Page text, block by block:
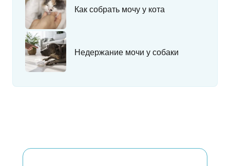
Как собрать мочу у кота
Недержание мочи у собаки